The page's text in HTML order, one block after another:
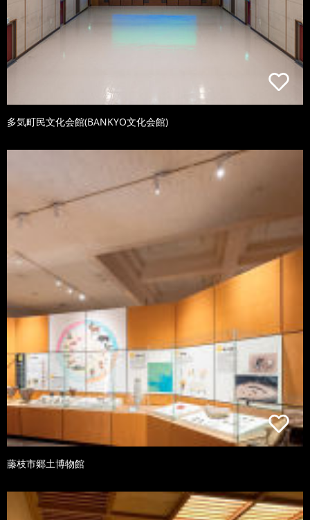
多気町民文化会館(BANKYO文化会館)
藤枝市郷土博物館